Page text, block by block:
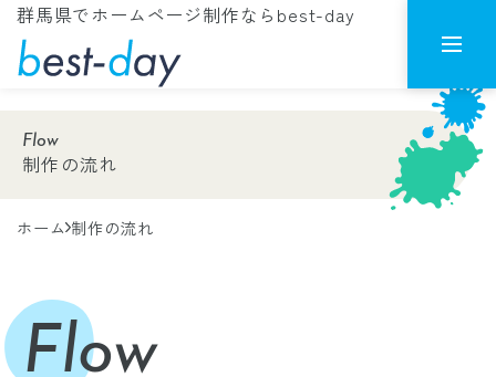
群馬県でホームページ制作ならbest-day
制作の流れ
Flow
ホーム 制作の流れ
Flow